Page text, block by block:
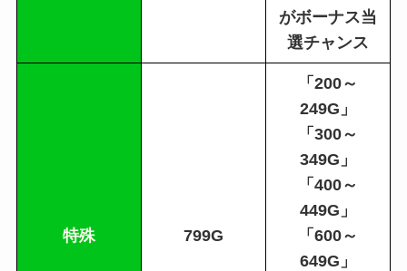
がボーナス当
選チャンス
特殊 799G
「200～
249G」
「300～
349G」
「400～
449G」
「600～
649G」